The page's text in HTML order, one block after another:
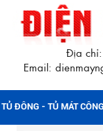
Địa chỉ:
Email:
TỦ ĐÔNG - TỦ MÁT